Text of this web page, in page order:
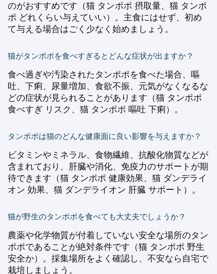
のがおすすめです（猫 タンポポ 摂取量、猫 タンポ
ポ どれくらい与えていい）。主食にはせず、初め
て与える場合はごく少なく始めましょう。
猫がタンポポを食べすぎるとどんな症状が出ますか？
食べ過ぎや汚染されたタンポポを食べた場合、嘔
吐、下痢、尿量増加、食欲不振、元気がなくなるな
どの症状が見られることがあります（猫 タンポポ
食べすぎ リスク、猫 タンポポ 嘔吐 下痢）。
タンポポは猫のどんな健康面に良い影響を与えますか？
ビタミンやミネラル、食物繊維、抗酸化物質などが
含まれており、肝臓や消化、免疫力のサポートが期
待できます（猫 タンポポ 健康効果、猫 ダンデライ
オン 効果、猫 ダンデライオン 肝臓 サポート）。
猫が野生のタンポポを食べても大丈夫でしょうか？
農薬や化学物質が付着していない安全な場所のタン
ポポであることが絶対条件です（猫 タンポポ 野生
安全か）。採集場所をよく確認し、不安なら自宅で
栽培しましょう。